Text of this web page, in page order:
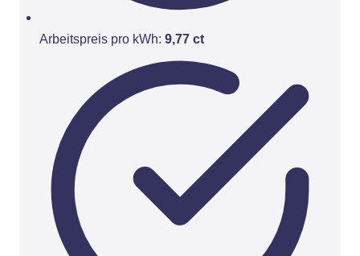
Arbeitspreis pro kWh: 9,77 ct